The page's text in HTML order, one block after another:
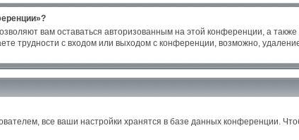
вам оставаться авторизованным на этой конференции, а
трудности с входом или выходом с конференции, возможно,
все ваши настройки хранятся в базе данных конференции.